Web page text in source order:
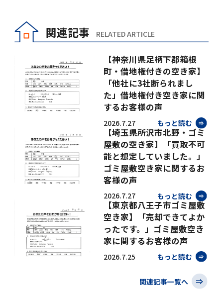
関連記事 RELATED ARTICLE
【神奈川県足柄下郡箱根
町・借地権付きの空き家】
「他社に3社断られまし
た」借地権付き空き家に関
するお客様の声
2026.7.27 もっと読む
【埼玉県所沢市北野・ゴミ
屋敷の空き家】「買取不可
能と想定していました。」
ゴミ屋敷空き家に関するお
客様の声
2026.7.27 もっと読む
【東京都八王子市ゴミ屋敷
空き家】「売却できてよか
ったです。」ゴミ屋敷空き
家に関するお客様の声
2026.7.25 もっと読む
関連記事一覧へ